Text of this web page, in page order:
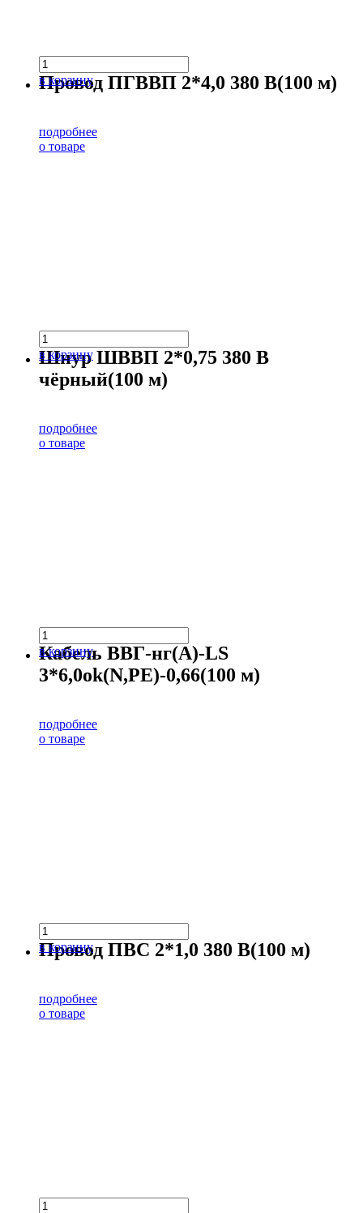
в корзину
Провод ПГВВП 2*4,0 380 В(100 м)
подробнее
о товаре
в корзину
Шнур ШВВП 2*0,75 380 В
чёрный(100 м)
подробнее
о товаре
в корзину
Кабель ВВГ-нг(А)-LS
3*6,0ok(N,PE)-0,66(100 м)
подробнее
о товаре
в корзину
Провод ПВС 2*1,0 380 В(100 м)
подробнее
о товаре